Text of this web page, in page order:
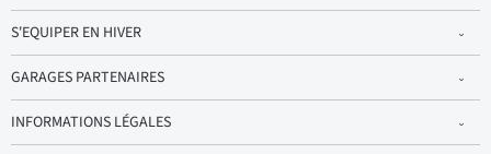
S'EQUIPER EN HIVER
GARAGES PARTENAIRES
INFORMATIONS LÉGALES